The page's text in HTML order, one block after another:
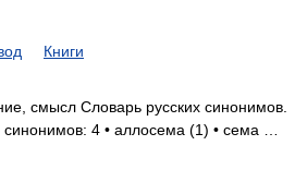
Книги
смысл Словарь русских синонимов.
4 • аллосема (1) • сема …